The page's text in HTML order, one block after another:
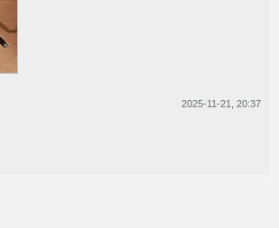
2025-11-21, 20:37